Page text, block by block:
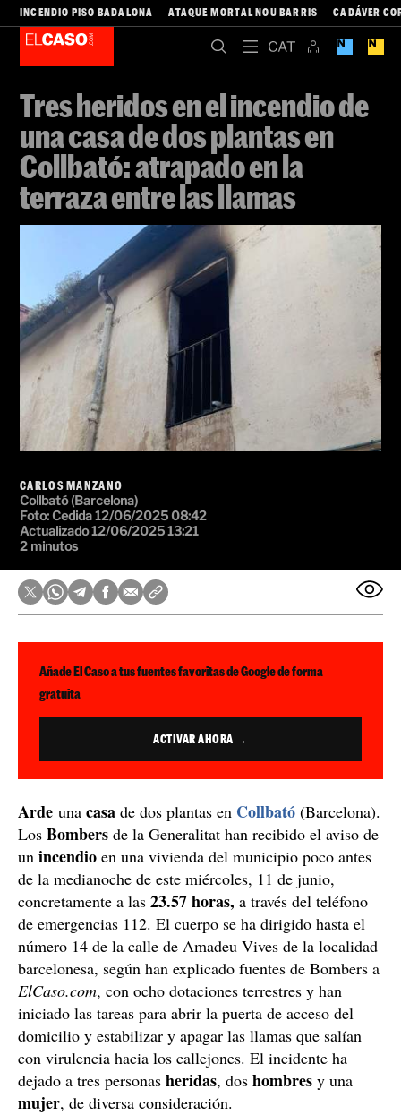
INCENDIO PISO BADALONA ATAQUE MORTAL NOU BARRIS CADÁVER
Tres heridos en el incendio de
una casa de dos plantas en
Collbató: atrapado en la
terraza entre las llamas
CARLOS MANZANO
Collbató (Barcelona)
Foto: Cedida12/06/2025 08:42
Actualizado 12/06/2025 13:21
2 minutos
Añade El Caso a tus fuentes favoritas de Google de forma
gratuita
ACTIVAR AHORA →
Arde una casa de dos plantas en Collbató (Barcelona).
Los Bombers de la Generalitat han recibido el aviso de
un incendio en una vivienda del municipio poco antes
de la medianoche de este miércoles, 11 de junio,
concretamente a las 23.57 horas, a través del teléfono
de emergencias 112. El cuerpo se ha dirigido hasta el
número 14 de la calle de Amadeu Vives de la localidad
barcelonesa, según han explicado fuentes de Bombers a
ElCaso.com, con ocho dotaciones terrestres y han
iniciado las tareas para abrir la puerta de acceso del
domicilio y estabilizar y apagar las llamas que salían
con virulencia hacia los callejones. El incidente ha
dejado a tres personas heridas, dos hombres y una
mujer, de diversa consideración.